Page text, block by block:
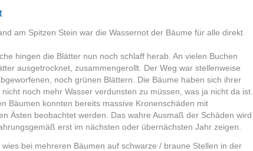
am Spitzen Stein war die Wassernot der Bäume für alle direkt
hingen die Blätter nun noch schlaff herab. An vielen Buchen
ausgetrocknet, zusammengerollt. Der Weg war stellenweise
noch grünen Blättern. Die Bäume haben sich ihrer
noch mehr Wasser verdunsten zu müssen, was ja nicht da ist.
Bäumen konnten bereits massive Kronenschäden mit
Ästen beobachtet werden. Das wahre Ausmaß der Schäden wird
erst im nächsten oder übernächsten Jahr zeigen.
wies bei mehreren Bäumen auf schwarze / braune Stellen in der